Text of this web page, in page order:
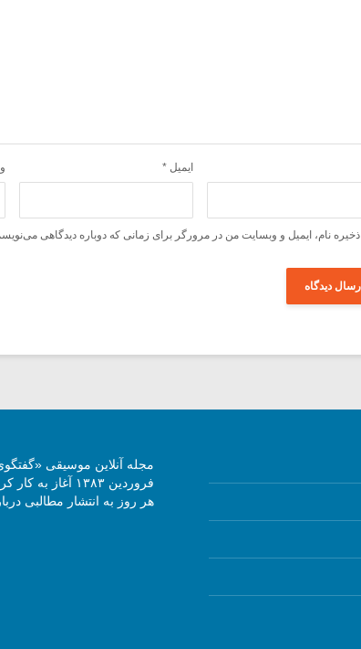
ایمیل *
ذخیره نام، ایمیل و وبسایت من در مرورگر برای زمانی که دوباره دیدگاهی
فروردین ۱۳۸۳
هر روز به انتشار مطالبی